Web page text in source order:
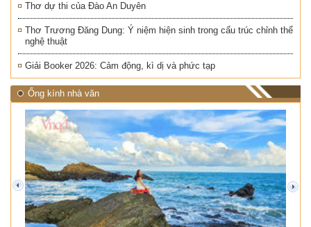
Thơ dự thi của Đào An Duyên
Thơ Trương Đăng Dung: Ý niệm hiện sinh trong cấu trúc chỉnh thể
nghệ thuật
Giải Booker 2026: Cảm động, kì dị và phức tạp
Ống kính nhà văn
prev next